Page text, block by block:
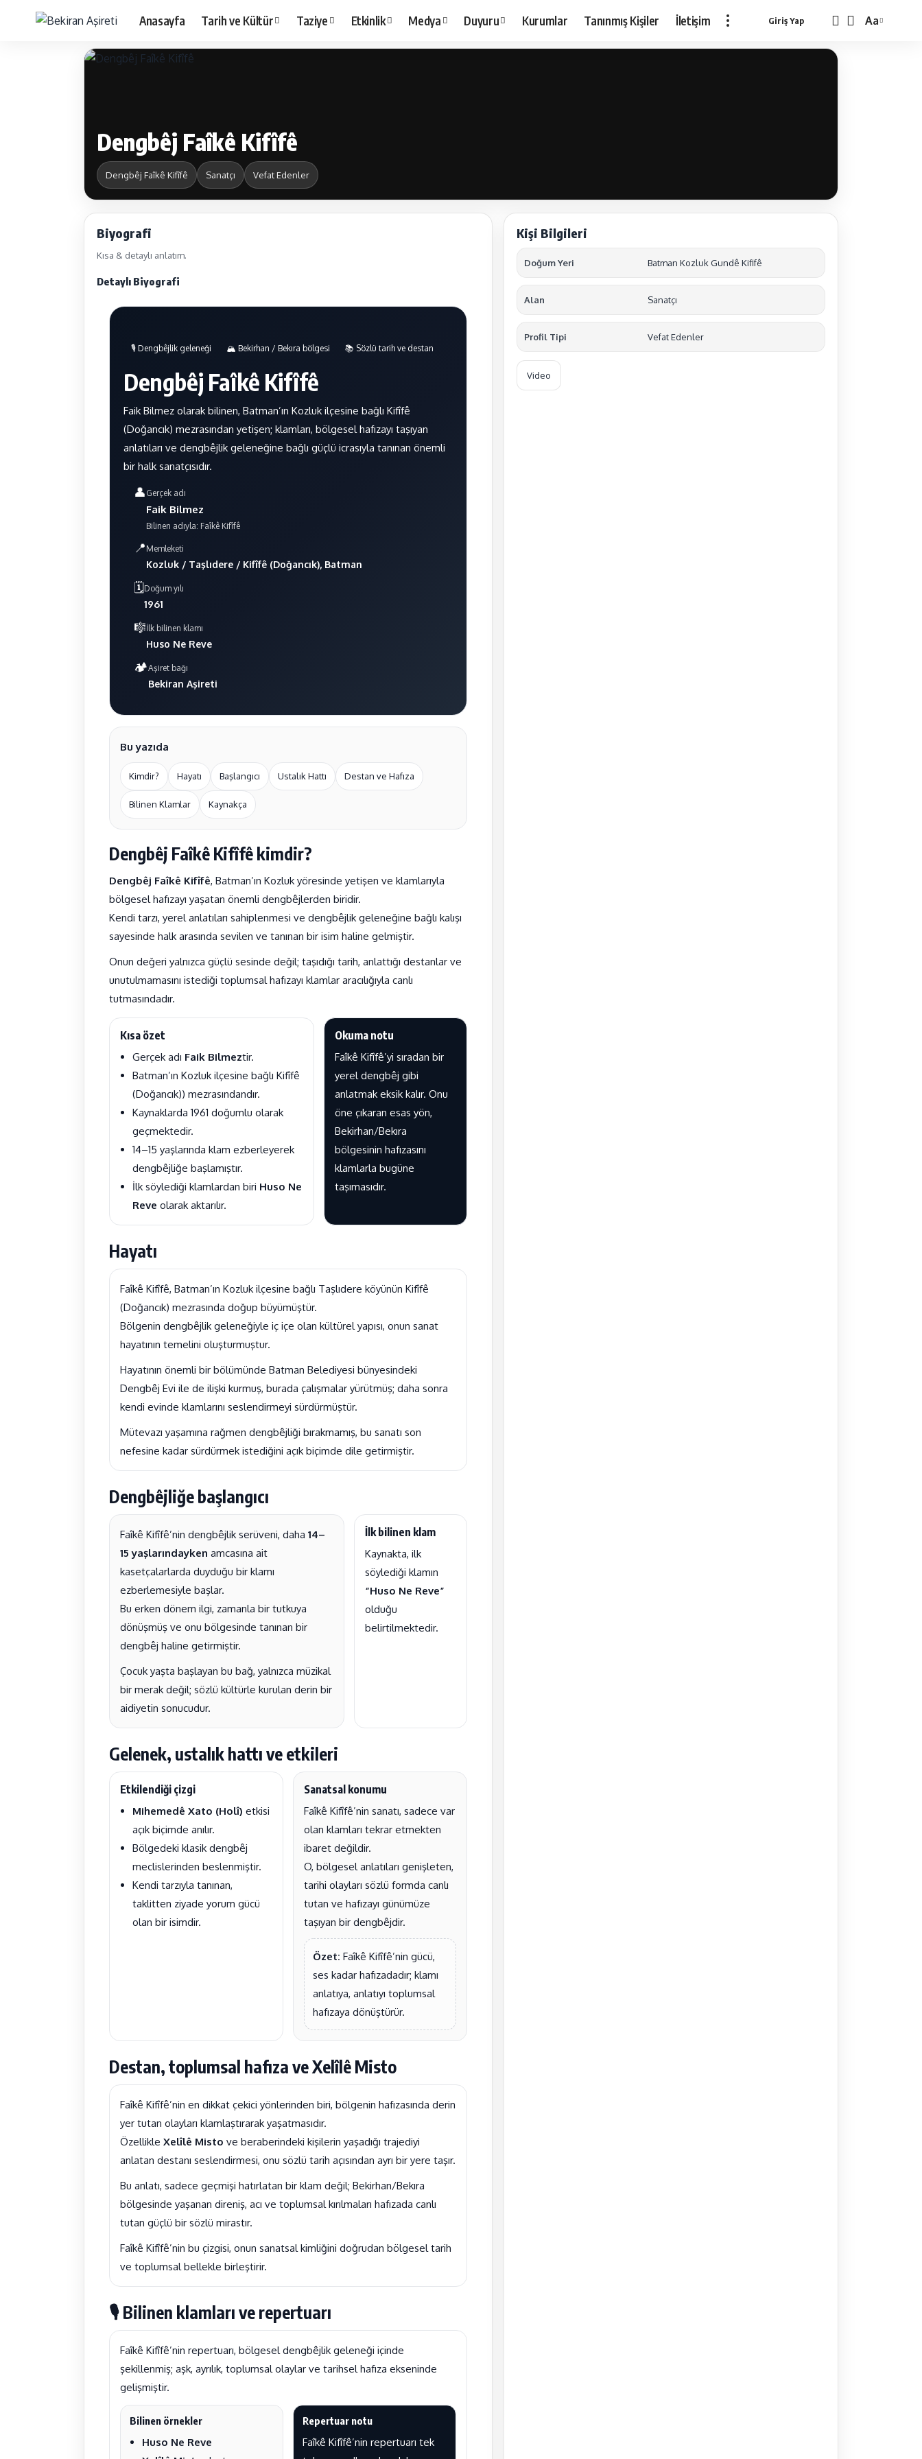
Anasayfa Tarih ve Kültür Taziye Etkinlik Medya Duyuru Kurumlar Tanınmış Kişiler İletişim Giriş Yap Aa
Dengbêj Faîkê Kifîfê
Dengbêj Faîkê Kifîfê Sanatçı Vefat Edenler
Biyografi
Kısa & detaylı anlatım.
Detaylı Biyografi
🎙️ Dengbêjlik geleneği 🏔️ Bekirhan / Bekıra bölgesi 📚 Sözlü tarih ve destan
Dengbêj Faîkê Kifîfê
Faik Bilmez olarak bilinen, Batman’ın Kozluk ilçesine bağlı Kifîfê
(Doğancık) mezrasından yetişen; klamları, bölgesel hafızayı taşıyan
anlatıları ve dengbêjlik geleneğine bağlı güçlü icrasıyla tanınan önemli
bir halk sanatçısıdır.
👤 Gerçek adı
Faik Bilmez
Bilinen adıyla: Faîkê Kifîfê
📍 Memleketi
Kozluk / Taşlıdere / Kifîfê (Doğancık), Batman
🗓️Doğum yılı
1961
🎼İlk bilinen klamı
Huso Ne Reve
🏕️Aşiret bağı
Bekiran Aşireti
Bu yazıda
Kimdir? Hayatı Başlangıcı Ustalık Hattı Destan ve Hafıza
Bilinen Klamlar Kaynakça
Dengbêj Faîkê Kifîfê kimdir?
Dengbêj Faîkê Kifîfê, Batman’ın Kozluk yöresinde yetişen ve klamlarıyla
bölgesel hafızayı yaşatan önemli dengbêjlerden biridir.
Kendi tarzı, yerel anlatıları sahiplenmesi ve dengbêjlik geleneğine bağlı kalışı
sayesinde halk arasında sevilen ve tanınan bir isim haline gelmiştir.
Onun değeri yalnızca güçlü sesinde değil; taşıdığı tarih, anlattığı destanlar ve
unutulmamasını istediği toplumsal hafızayı klamlar aracılığıyla canlı
tutmasındadır.
Kısa özet
Gerçek adı Faik Bilmeztir.
Batman’ın Kozluk ilçesine bağlı Kifîfê
(Doğancık)) mezrasındandır.
Kaynaklarda 1961 doğumlu olarak
geçmektedir.
14–15 yaşlarında klam ezberleyerek
dengbêjliğe başlamıştır.
İlk söylediği klamlardan biri Huso Ne
Reve olarak aktarılır.
Okuma notu
Faîkê Kifîfê’yi sıradan bir
yerel dengbêj gibi
anlatmak eksik kalır. Onu
öne çıkaran esas yön,
Bekirhan/Bekıra
bölgesinin hafızasını
klamlarla bugüne
taşımasıdır.
Hayatı
Faîkê Kifîfê, Batman’ın Kozluk ilçesine bağlı Taşlıdere köyünün Kifîfê
(Doğancık) mezrasında doğup büyümüştür.
Bölgenin dengbêjlik geleneğiyle iç içe olan kültürel yapısı, onun sanat
hayatının temelini oluşturmuştur.
Hayatının önemli bir bölümünde Batman Belediyesi bünyesindeki
Dengbêj Evi ile de ilişki kurmuş, burada çalışmalar yürütmüş; daha sonra
kendi evinde klamlarını seslendirmeyi sürdürmüştür.
Mütevazı yaşamına rağmen dengbêjliği bırakmamış, bu sanatı son
nefesine kadar sürdürmek istediğini açık biçimde dile getirmiştir.
Dengbêjliğe başlangıcı
Faîkê Kifîfê’nin dengbêjlik serüveni, daha 14–
15 yaşlarındayken amcasına ait
kasetçalarlarda duyduğu bir klamı
ezberlemesiyle başlar.
Bu erken dönem ilgi, zamanla bir tutkuya
dönüşmüş ve onu bölgesinde tanınan bir
dengbêj haline getirmiştir.
Çocuk yaşta başlayan bu bağ, yalnızca müzikal
bir merak değil; sözlü kültürle kurulan derin bir
aidiyetin sonucudur.
İlk bilinen klam
Kaynakta, ilk
söylediği klamın
“Huso Ne Reve”
olduğu
belirtilmektedir.
Gelenek, ustalık hattı ve etkileri
Etkilendiği çizgi
Mihemedê Xato (Holî) etkisi
açık biçimde anılır.
Bölgedeki klasik dengbêj
meclislerinden beslenmiştir.
Kendi tarzıyla tanınan,
taklitten ziyade yorum gücü
olan bir isimdir.
Sanatsal konumu
Faîkê Kifîfê’nin sanatı, sadece var
olan klamları tekrar etmekten
ibaret değildir.
O, bölgesel anlatıları genişleten,
tarihi olayları sözlü formda canlı
tutan ve hafızayı günümüze
taşıyan bir dengbêjdir.
Özet: Faîkê Kifîfê’nin gücü,
ses kadar hafızadadır; klamı
anlatıya, anlatıyı toplumsal
hafızaya dönüştürür.
Destan, toplumsal hafıza ve Xelîlê Misto
Faîkê Kifîfê’nin en dikkat çekici yönlerinden biri, bölgenin hafızasında derin
yer tutan olayları klamlaştırarak yaşatmasıdır.
Özellikle Xelîlê Misto ve beraberindeki kişilerin yaşadığı trajediyi
anlatan destanı seslendirmesi, onu sözlü tarih açısından ayrı bir yere taşır.
Bu anlatı, sadece geçmişi hatırlatan bir klam değil; Bekirhan/Bekıra
bölgesinde yaşanan direniş, acı ve toplumsal kırılmaları hafızada canlı
tutan güçlü bir sözlü mirastır.
Faîkê Kifîfê’nin bu çizgisi, onun sanatsal kimliğini doğrudan bölgesel tarih
ve toplumsal bellekle birleştirir.
🎙 Bilinen klamları ve repertuarı
Faîkê Kifîfê’nin repertuarı, bölgesel dengbêjlik geleneği içinde
şekillenmiş; aşk, ayrılık, toplumsal olaylar ve tarihsel hafıza ekseninde
gelişmiştir.
Bilinen örnekler
Huso Ne Reve
Repertuar notu
Faîkê Kifîfê’nin repertuarı tek
Kişi Bilgileri
Doğum Yeri Batman Kozluk Gundê Kififê
Alan Sanatçı
Profil Tipi Vefat Edenler
Video